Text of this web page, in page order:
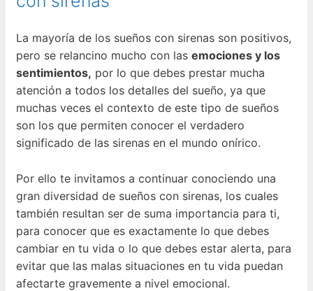
La mayoría de los sueños con sirenas son positivos,
pero se relancino mucho con las emociones y los
sentimientos, por lo que debes prestar mucha
atención a todos los detalles del sueño, ya que
muchas veces el contexto de este tipo de sueños
son los que permiten conocer el verdadero
significado de las sirenas en el mundo onírico.
Por ello te invitamos a continuar conociendo una
gran diversidad de sueños con sirenas, los cuales
también resultan ser de suma importancia para ti,
para conocer que es exactamente lo que debes
cambiar en tu vida o lo que debes estar alerta, para
evitar que las malas situaciones en tu vida puedan
afectarte gravemente a nivel emocional.